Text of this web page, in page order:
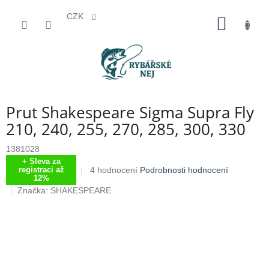
CZK
Prut Shakespeare Sigma Supra Fly
210, 240, 255, 270, 285, 300, 330
1381028
+ Sleva za
registraci až
12%
Průměrné
produktu
4 hodnocení Podrobnosti hodnocení
Značka: SHAKESPEARE